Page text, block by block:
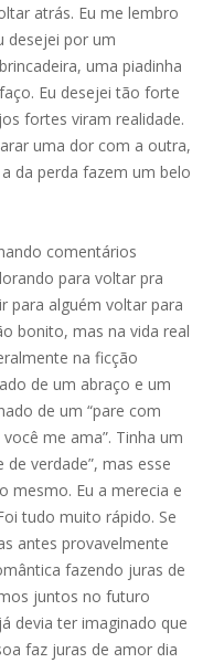
atrás. Eu me lembro
desejei por um
uma piadinha
Eu desejei tão forte
fortes viram realidade.
uma dor com a outra,
da perda fazem um belo
comentários
para voltar pra
para alguém voltar para
bonito, mas na vida real
na ficção
de um abraço e um
de um “pare com
me ama”. Tinha um
verdade”, mas esse
mesmo. Eu a merecia e
tudo muito rápido. Se
antes provavelmente
fazendo juras de
juntos no futuro
devia ter imaginado que
faz juras de amor dia